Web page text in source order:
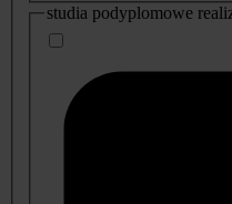
studia podyplomowe